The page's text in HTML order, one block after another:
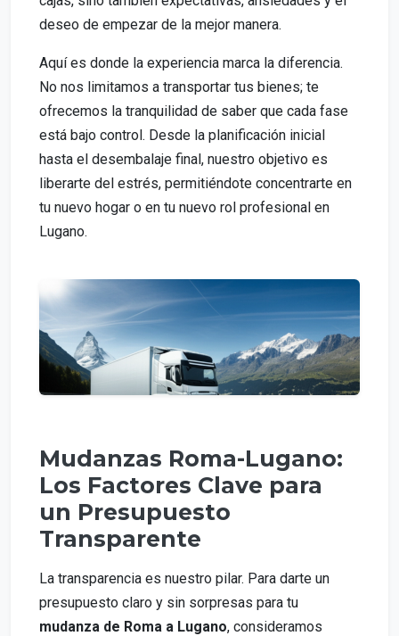
deseo de empezar de la mejor manera.
Aquí es donde la experiencia marca la diferencia.
No nos limitamos a transportar tus bienes; te
ofrecemos la tranquilidad de saber que cada fase
está bajo control. Desde la planificación inicial
hasta el desembalaje final, nuestro objetivo es
liberarte del estrés, permitiéndote concentrarte en
tu nuevo hogar o en tu nuevo rol profesional en
Lugano.
Mudanzas Roma-Lugano:
Los Factores Clave para
un Presupuesto
Transparente
La transparencia es nuestro pilar. Para darte un
presupuesto claro y sin sorpresas para tu
mudanza de Roma a Lugano, consideramos